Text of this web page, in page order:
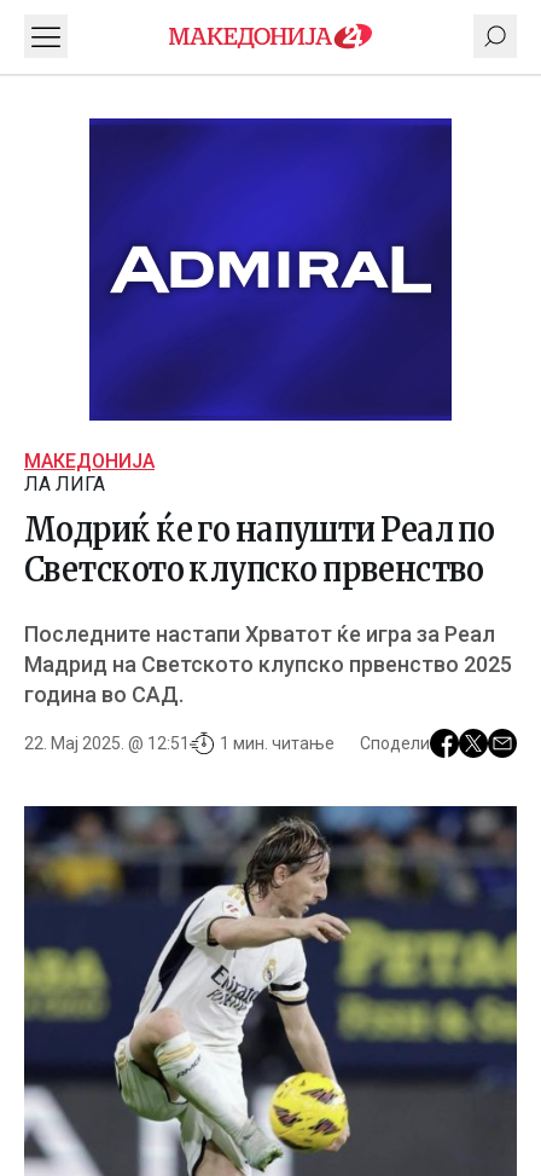
МАКЕДОНИЈА
ЛА ЛИГА
Модриќ ќе го напушти Реал по
Светското клупско првенство
Последните настапи Хрватот ќе игра за Реал
Мадрид на Светското клупско првенство 2025
година во САД.
22. Мај 2025. @ 12:51 1 мин. читање Сподели